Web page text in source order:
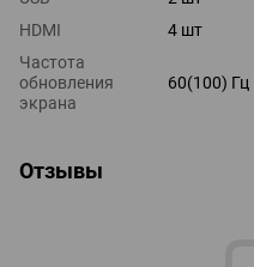
HDMI
4 шт
Частота
обновления
экрана
60(100) Гц
Отзывы